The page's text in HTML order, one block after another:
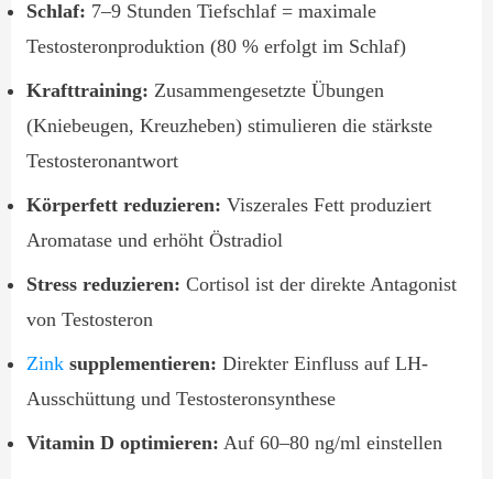
Schlaf: 7–9 Stunden Tiefschlaf = maximale
Testosteronproduktion (80 % erfolgt im Schlaf)
Krafttraining: Zusammengesetzte Übungen
(Kniebeugen, Kreuzheben) stimulieren die stärkste
Testosteronantwort
Körperfett reduzieren: Viszerales Fett produziert
Aromatase und erhöht Östradiol
Stress reduzieren: Cortisol ist der direkte Antagonist
von Testosteron
Zink supplementieren: Direkter Einfluss auf LH-
Ausschüttung und Testosteronsynthese
Vitamin D optimieren: Auf 60–80 ng/ml einstellen